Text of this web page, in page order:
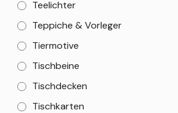
Teelichter
Teppiche & Vorleger
Tiermotive
Tischbeine
Tischdecken
Tischkarten